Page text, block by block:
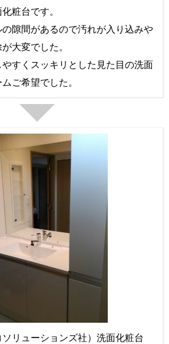
粧台です。
隙間があるので汚れが入り込みや
大変でした。
すくスッキリとした見た目の洗面
ご希望でした。
リューションズ社）洗面化粧台